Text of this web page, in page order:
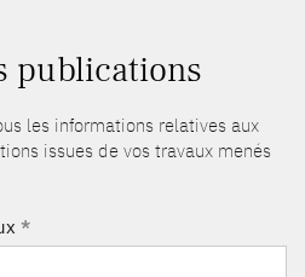
publications
les informations relatives aux
issues de vos travaux menés
*